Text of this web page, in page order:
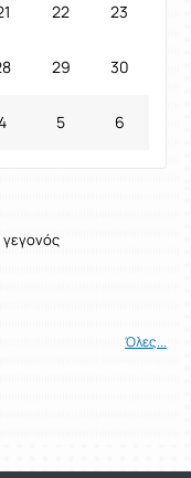
22 23
29 30
5 6
Όλες...